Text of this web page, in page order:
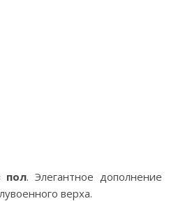
пол. Элегантное дополнение
верха.